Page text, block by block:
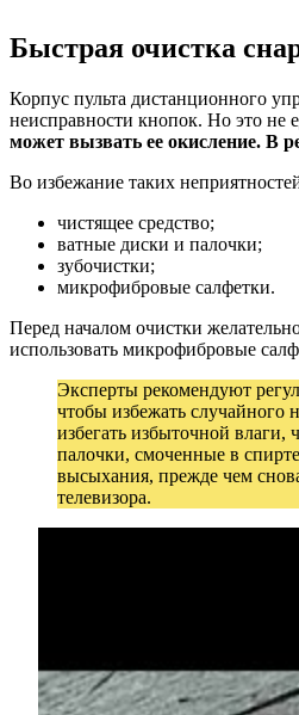
Быстрая очистка
Корпус пульта дистанционного
неисправности кнопок. Но это не
может вызвать ее окисление. В
Во избежание таких
чистящее средство;
ватные диски и палочки;
зубочистки;
микрофибровые салфетки.
Перед началом очистки
использовать микрофибровые
Эксперты рекомендуют
чтобы избежать случайного
избегать избыточной
палочки, смоченные в
высыхания, прежде чем
телевизора.